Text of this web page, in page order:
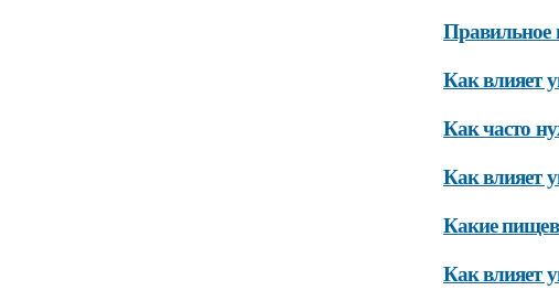
Правильное
Как влияет
Как часто
Как влияет
Какие
Как влияет